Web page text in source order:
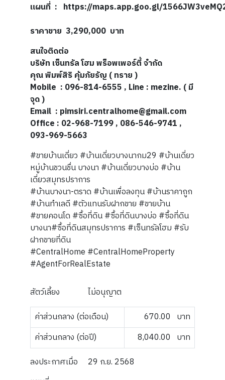
แผนที่ : https://maps.app.goo.gl/
ราคาขาย 3,290,000 บาท
สนใจติดต่อ
บริษัท เซ็นทรัล โฮม พร็อพเพอร์ตี้ จำกัด
คุณ พิมพ์สิริ คุ้มภัยรัญ ( ทราย )
Mobile : 096-814-6555 , Line : mezine. ( มี
จุด )
Email : pimsiri.centralhome@gmail.com
Office : 02-968-7199 , 086-546-9741 ,
093-969-5663
#ขายบ้านเดี่ยว #บ้านเดี่ยวบางนากม29 #บ้านเดี่ยว
หมู่บ้านชวนชื่น บางนา #บ้านเดี่ยวบางบ่อ #บ้าน
เดี่ยวสมุทรปราการ
#บ้านบางนา-ตราด #บ้านเพื่อลงทุน #บ้านราคาถูก
#บ้านทำเลดี #ตัวแทนรับฝากขาย #ขายบ้าน
#ขายคอนโด #ซื้อที่ดิน #ซื้อที่ดินบางบ่อ #ซื้อที่ดิน
บางนา#ซื้อที่ดินสมุทรปราการ #เซ็นทรัลโฮม #รับ
ฝากขายที่ดิน
#CentralHome #CentralHomeProperty
#AgentForRealEstate
สัตว์เลี้ยง
ไม่อนุญาต
ค่าส่วนกลาง (ต่อเดือน)
670.00 บาท
ค่าส่วนกลาง (ต่อปี)
8,040.00 บาท
ลงประกาศเมื่อ
29 ก.ย. 2568